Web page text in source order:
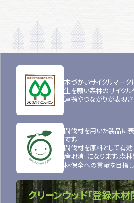
木づかいサイクルマー
生を願い森林のサイク
連携やつながりが表現さ
間伐材を用いた製品に
です。
間伐材を原料として有
産地消」になります。森
林保全への貢献を目指し
クリーンウッド「登録木